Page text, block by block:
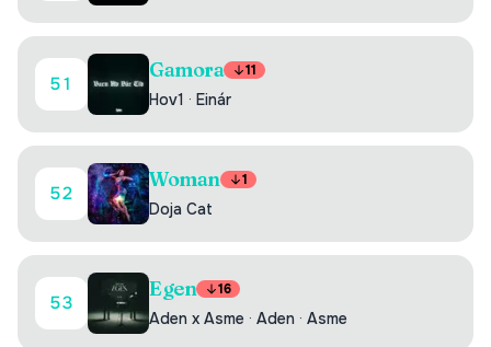
51
Gamora 11
Hov1 · Einár
52
Woman 1
Doja Cat
53
Egen 16
Aden x Asme · Aden · Asme